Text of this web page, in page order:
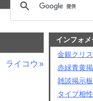
ライコウ
インフォ
金銀クリ
赤緑青黄
雑談掲示板
タイプ相